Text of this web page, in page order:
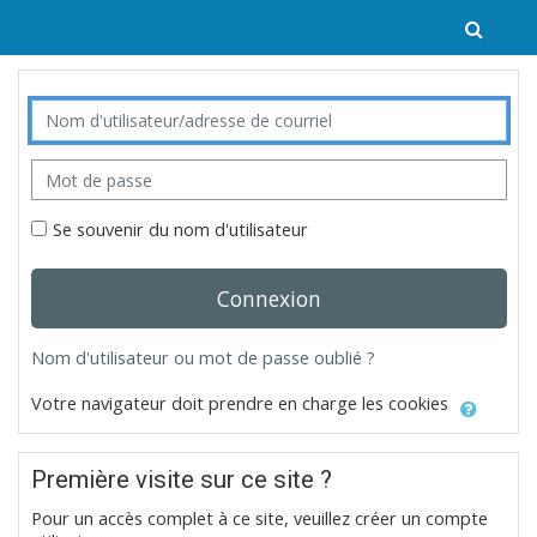
Procédure de création de compte
Nom d'utilisateur/adresse de courriel
Mot de passe
Se souvenir du nom d'utilisateur
Connexion
Nom d'utilisateur ou mot de passe oublié ?
Votre navigateur doit prendre en charge les cookies
Première visite sur ce site ?
Pour un accès complet à ce site, veuillez créer un compte